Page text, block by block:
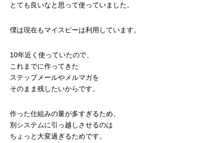
とても良いなと思って使っていました。
僕は現在もマイスピーは利用しています。
10年近く使っていたので、
これまでに作ってきた
ステップメールやメルマガを
そのまま残したいからです。
作った仕組みの量が多すぎるため、
別システムに引っ越しさせるのは
ちょっと大変過ぎるためです。